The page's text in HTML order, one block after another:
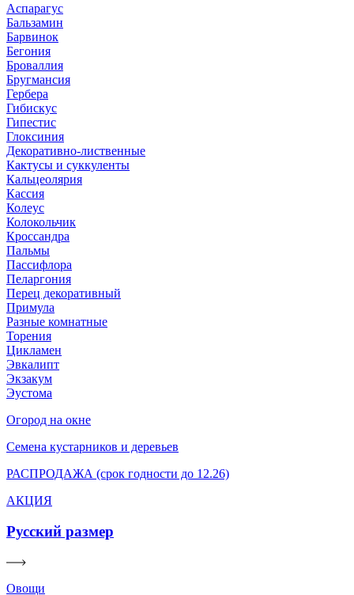
Аспарагус
Бальзамин
Барвинок
Бегония
Броваллия
Бругмансия
Гербера
Гибискус
Гипестис
Глоксиния
Декоративно-лиственные
Кактусы и суккуленты
Кальцеолярия
Кассия
Колеус
Колокольчик
Кроссандра
Пальмы
Пассифлора
Пеларгония
Перец декоративный
Примула
Разные комнатные
Торения
Цикламен
Эвкалипт
Экзакум
Эустома
Огород на окне
Семена кустарников и деревьев
РАСПРОДАЖА (срок годности до 12.26)
АКЦИЯ
Русский размер
Овощи